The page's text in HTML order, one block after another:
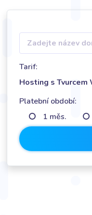
Tarif:
Hosting s Tvurcem
Platební období:
1 měs.